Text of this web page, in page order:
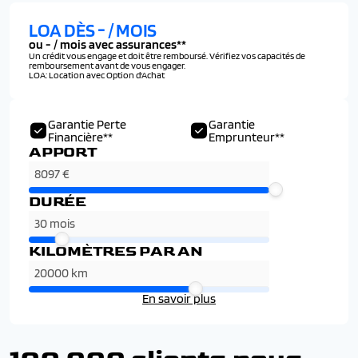
Garantie Perte
Financière**
Garantie
Emprunteur**
APPORT
DURÉE
KILOMÈTRES PAR AN
En savoir plus
LOA DÈS-/ MOIS
ou - / mois avec assurances**
Un crédit vous engage et doit être remboursé. Vérifiez vos capacités de
remboursement avant de vous engager.
LOA: Location avec Option d'Achat